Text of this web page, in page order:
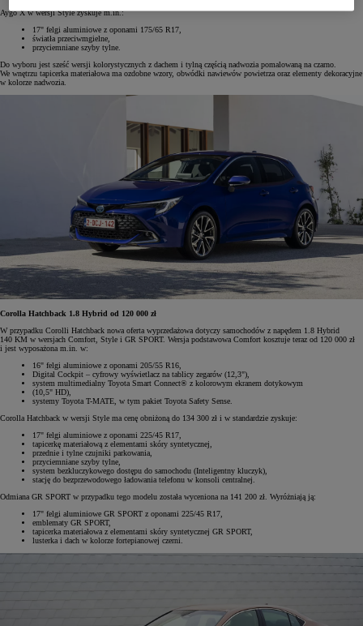
Aygo X w wersji Style zyskuje m.in.:
17" felgi aluminiowe z oponami 175/65 R17,
światła przeciwmgielne,
przyciemniane szyby tylne.
Do wyboru jest sześć wersji kolorystycznych z dachem i tylną częścią nadwozia pomalowaną na czarno.
We wnętrzu tapicerka materiałowa ma ozdobne wzory, obwódki nawiewów powietrza oraz elementy dekoracyjne
w kolorze nadwozia.
Corolla Hatchback 1.8 Hybrid od 120 000 zł
W przypadku Corolli Hatchback nowa oferta wyprzedażowa dotyczy samochodów z napędem 1.8 Hybrid
140 KM w wersjach Comfort, Style i GR SPORT. Wersja podstawowa Comfort kosztuje teraz od 120 000 zł
i jest wyposażona m.in. w:
16" felgi aluminiowe z oponami 205/55 R16,
Digital Cockpit – cyfrowy wyświetlacz na tablicy zegarów (12,3"),
system multimedialny Toyota Smart Connect® z kolorowym ekranem dotykowym
(10,5" HD),
systemy Toyota T-MATE, w tym pakiet Toyota Safety Sense.
Corolla Hatchback w wersji Style ma cenę obniżoną do 134 300 zł i w standardzie zyskuje:
17" felgi aluminiowe z oponami 225/45 R17,
tapicerkę materiałową z elementami skóry syntetycznej,
przednie i tylne czujniki parkowania,
przyciemniane szyby tylne,
system bezkluczykowego dostępu do samochodu (Inteligentny kluczyk),
stację do bezprzewodowego ładowania telefonu w konsoli centralnej.
Odmiana GR SPORT w przypadku tego modelu została wyceniona na 141 200 zł. Wyróżniają ją:
17" felgi aluminiowe GR SPORT z oponami 225/45 R17,
emblematy GR SPORT,
tapicerka materiałowa z elementami skóry syntetycznej GR SPORT,
lusterka i dach w kolorze fortepianowej czerni.